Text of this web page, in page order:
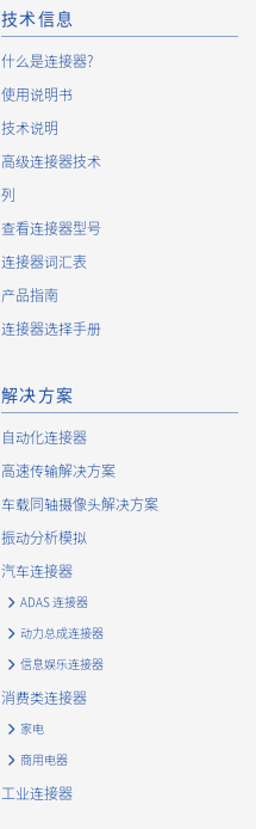
技术信息
什么是连接器?
使用说明书
技术说明
高级连接器技术
列
查看连接器型号
连接器词汇表
产品指南
连接器选择手册
解决方案
自动化连接器
高速传输解决方案
车载同轴摄像头解决方案
振动分析模拟
汽车连接器
ADAS 连接器
动力总成连接器
信息娱乐连接器
消费类连接器
家电
商用电器
工业连接器